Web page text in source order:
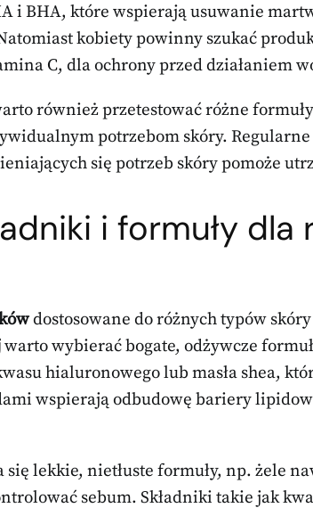
i BHA, które wspierają usuwanie
kobiety powinny szukać
C, dla ochrony przed działaniem
również przetestować różne
potrzebom skóry.
się potrzeb skóry pomoże
i formuły dla
dostosowane do różnych typów
warto wybierać bogate, odżywcze
hialuronowego lub masła shea,
wspierają odbudowę bariery
się lekkie, nietłuste formuły, np. żele
sebum. Składniki takie jak